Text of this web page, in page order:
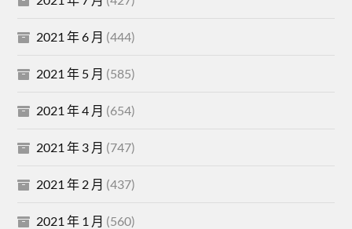
2021 年 6 月 (444)
2021 年 5 月 (585)
2021 年 4 月 (654)
2021 年 3 月 (747)
2021 年 2 月 (437)
2021 年 1 月 (560)